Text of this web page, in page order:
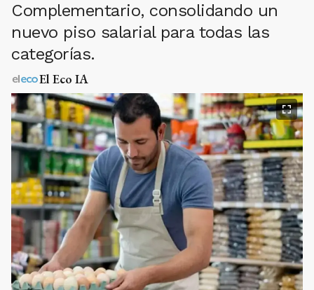
Complementario, consolidando un
nuevo piso salarial para todas las
categorías.
El Eco IA